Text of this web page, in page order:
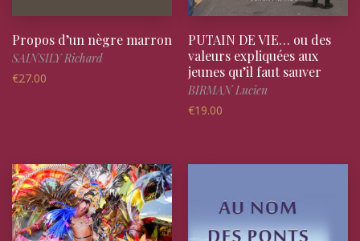
Propos d’un nègre marron
SAINSILY Richard
€27.00
PUTAIN DE VIE… ou des
valeurs expliquées aux
jeunes qu’il faut sauver
BIRMAN Lucien
€19.00